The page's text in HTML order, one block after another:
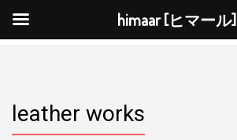
leather works
himaar [ヒマール]